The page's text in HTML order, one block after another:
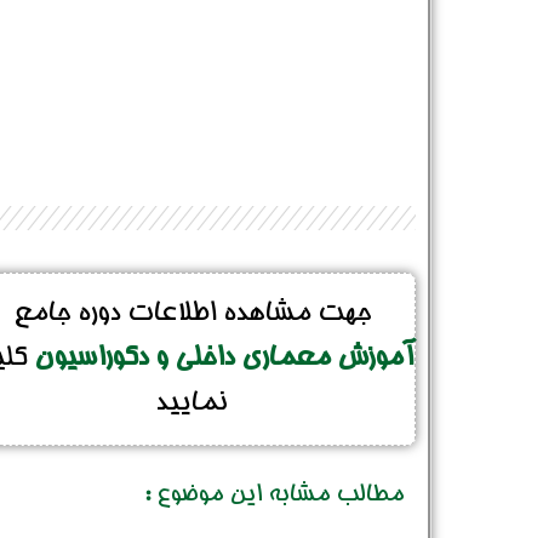
جهت مشاهده اطلاعات دوره جامع
آموزش معماری داخلی و دکوراسیون
نمایید
مطالب مشابه این موضوع :